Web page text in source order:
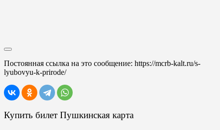
Постоянная ссылка на это сообщение: https://mcrb-kalt.ru/s-
lyubovyu-k-prirode/
Купить билет Пушкинская карта